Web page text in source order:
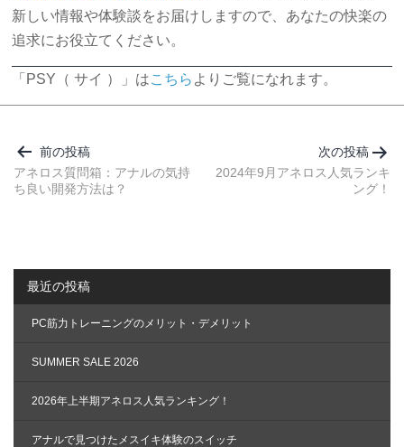
新しい情報や体験談をお届けしますので、あなたの快楽の
追求にお役立てください。
「PSY（ サイ ）」はこちら よりご覧になれます。
稿
ナ
ビ
シ
ョ
ン
前の投稿
アネロス質問箱：アナルの気持
ち良い開発方法は？
次の投稿
2024年9月アネロス人気ランキ
ング！
最近の投稿
PC筋力トレーニングのメリット・デメリット
SUMMER SALE 2026
2026年上半期アネロス人気ランキング！
アナルで見つけたメスイキ体験のスイッチ